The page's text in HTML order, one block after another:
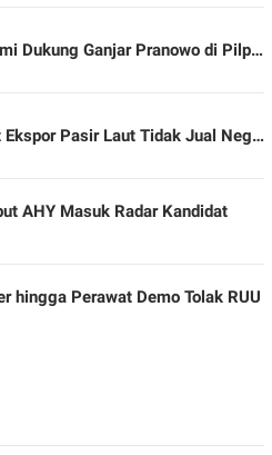
Dukung Ganjar Pranowo di Pilp…
Ekspor Pasir Laut Tidak Jual Neg…
AHY Masuk Radar Kandidat
hingga Perawat Demo Tolak RUU